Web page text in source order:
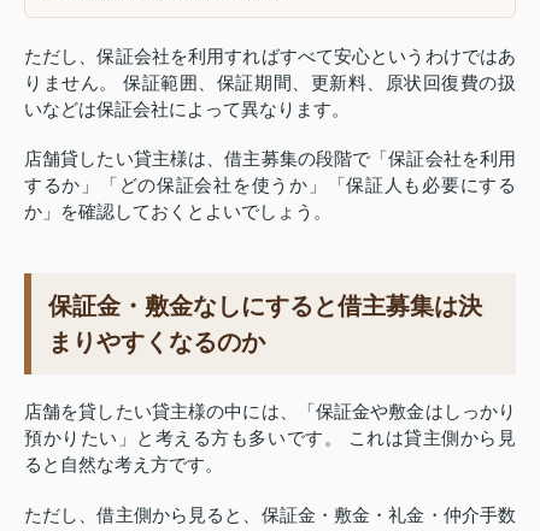
ただし、保証会社を利用すればすべて安心というわけではあ
りません。 保証範囲、保証期間、更新料、原状回復費の扱
いなどは保証会社によって異なります。
店舗貸したい貸主様は、借主募集の段階で「保証会社を利用
するか」「どの保証会社を使うか」「保証人も必要にする
か」を確認しておくとよいでしょう。
保証金・敷金なしにすると借主募集は決
まりやすくなるのか
店舗を貸したい貸主様の中には、「保証金や敷金はしっかり
預かりたい」と考える方も多いです。 これは貸主側から見
ると自然な考え方です。
ただし、借主側から見ると、保証金・敷金・礼金・仲介手数